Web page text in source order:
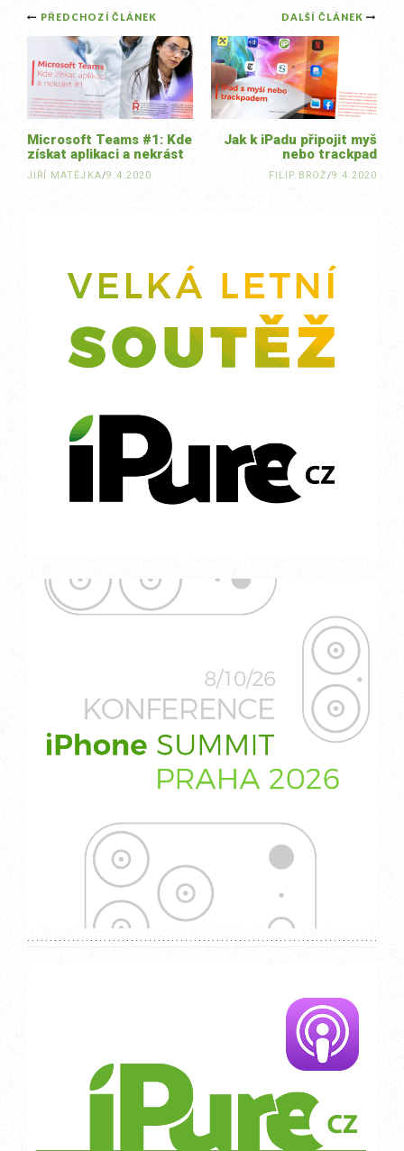
Post
navigation
DALŠÍ ČLÁNEK
Jak k iPadu připojit myš
nebo trackpad
FILIP BROŽ/9.4.2020
PŘEDCHOZÍ ČLÁNEK
Microsoft Teams #1: Kde
získat aplikaci a nekrást
JIŘÍ MATĚJKA/9.4.2020